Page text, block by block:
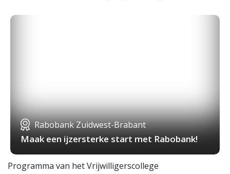
Rabobank Zuidwest-Brabant
Maak een ijzersterke start met Rabobank!
Programma van het Vrijwilligerscollege